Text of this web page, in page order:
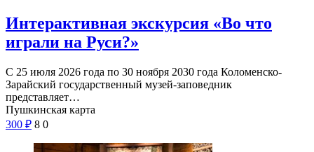
Интерактивная экскурсия «Во что
играли на Руси?»
С 25 июля 2026 года по 30 ноября 2030 года Коломенско-
Зарайский государственный музей-заповедник
представляет…
Пушкинская карта
300 ₽ 8 0